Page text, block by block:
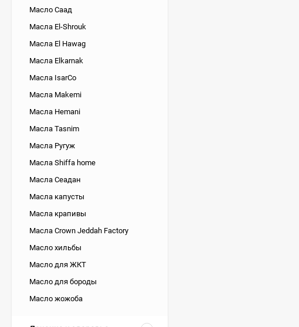
Масло Саад
Масла El-Shrouk
Масла El Hawag
Масла Elkarnak
Масла IsarCo
Масла Makemi
Масла Hemani
Масла Tasnim
Масла Ругуж
Масла Shiffa home
Масла Сеадан
Масла капусты
Масла крапивы
Масла Crown Jeddah Factory
Масло хильбы
Масло для ЖКТ
Масло для бороды
Масло жожоба